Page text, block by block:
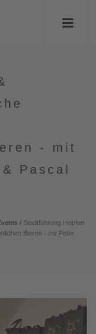
- mit
Pascal
/ Stadtführung Hopfen
Bieren - mit Peter